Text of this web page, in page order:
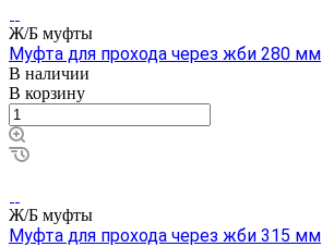
Ж/Б муфты
Муфта для прохода через жби 280 мм
В наличии
В корзину
Ж/Б муфты
Муфта для прохода через жби 315 мм